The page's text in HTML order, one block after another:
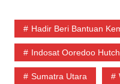
Hadir Beri Bantuan
Indosat Ooredoo
Sumatra Utara